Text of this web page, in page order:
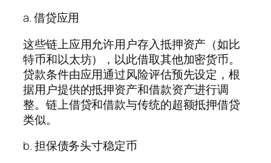
a. 借贷应用
这些链上应用允许用户存入抵押资产（如比
特币和以太坊），以此借取其他加密货币。
贷款条件由应用通过风险评估预先设定，根
据用户提供的抵押资产和借款资产进行调
整。链上借贷和借款与传统的超额抵押借贷
类似。
b. 担保债务头寸稳定币